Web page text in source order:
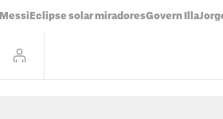
Messi Eclipse solar miradoresGovern Illa